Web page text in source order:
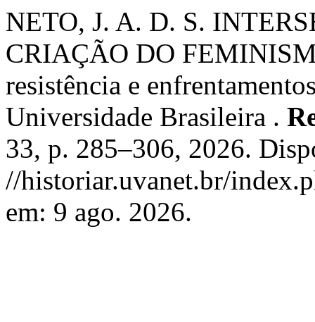
NETO, J. A. D. S.
CRIAÇÃO DO
resistência e
Universidade Brasileira .
33, p. 285–306, 2026.
//historiar.uvanet.br/
em: 9 ago. 2026.